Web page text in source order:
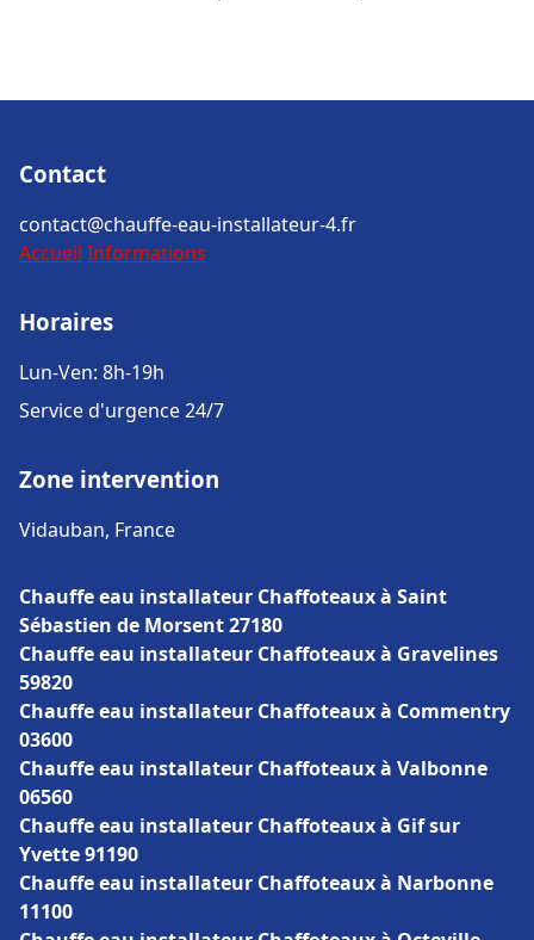
Contact
contact@chauffe-eau-installateur-4.fr
Accueil Informations
Horaires
Lun-Ven: 8h-19h
Service d'urgence 24/7
Zone intervention
Vidauban, France
Chauffe eau installateur Chaffoteaux à Saint
Sébastien de Morsent 27180
Chauffe eau installateur Chaffoteaux à Gravelines
59820
Chauffe eau installateur Chaffoteaux à Commentry
03600
Chauffe eau installateur Chaffoteaux à Valbonne
06560
Chauffe eau installateur Chaffoteaux à Gif sur
Yvette 91190
Chauffe eau installateur Chaffoteaux à Narbonne
11100